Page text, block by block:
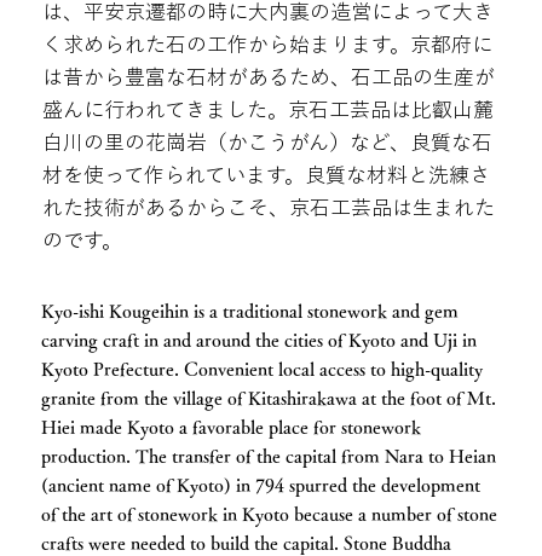
は、平安京遷都の時に大内裏の造営によって大き
く求められた石の工作から始まります。京都府に
は昔から豊富な石材があるため、石工品の生産が
盛んに行われてきました。京石工芸品は比叡山麓
白川の里の花崗岩（かこうがん）など、良質な石
材を使って作られています。良質な材料と洗練さ
れた技術があるからこそ、京石工芸品は生まれた
のです。
Kyo-ishi Kougeihin is a traditional stonework and gem
carving craft in and around the cities of Kyoto and Uji in
Kyoto Prefecture. Convenient local access to high-quality
granite from the village of Kitashirakawa at the foot of Mt.
Hiei made Kyoto a favorable place for stonework
production. The transfer of the capital from Nara to Heian
(ancient name of Kyoto) in 794 spurred the development
of the art of stonework in Kyoto because a number of stone
crafts were needed to build the capital. Stone Buddha